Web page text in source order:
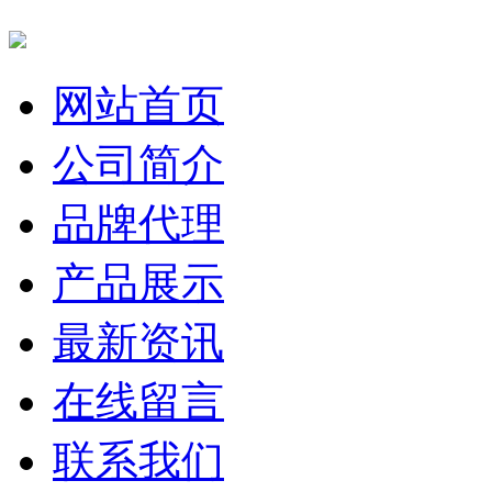
网站首页
公司简介
品牌代理
产品展示
最新资讯
在线留言
联系我们